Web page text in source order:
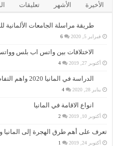
الأخيرة الأشهر تعليقات
طريقة مراسلة الجامعات الألمانية
فبراير 5, 2020 6
الاختلافات بين واتس اب بلس
أكتوبر 27, 2019 4
الدراسة في المانيا 2020 واهم التفاصيل عنها
يناير 28, 2020 4
انواع الاقامة في المانيا
أكتوبر 10, 2019 2
تعرف على أهم طرق الهجرة إلى المانيا
أكتوبر 24, 2019 1